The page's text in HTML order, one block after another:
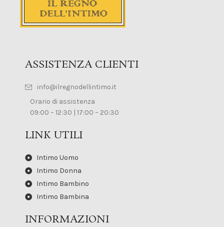
ASSISTENZA CLIENTI
info@ilregnodellintimo.it
Orario di assistenza
09:00 – 12:30 | 17:00 – 20:30
LINK UTILI
Intimo Uomo
Intimo Donna
Intimo Bambino
Intimo Bambina
INFORMAZIONI